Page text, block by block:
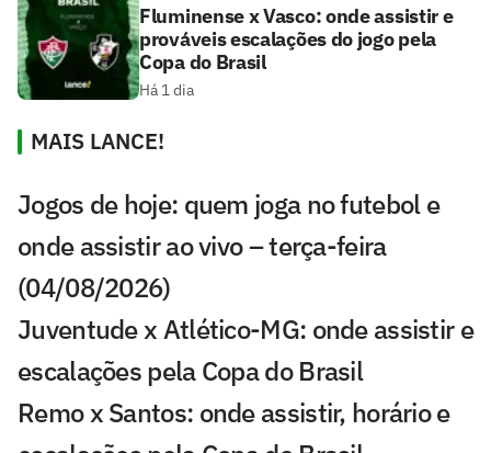
Fluminense x Vasco: onde assistir e
prováveis escalações do jogo pela
Copa do Brasil
Há 1 dia
MAIS LANCE!
Jogos de hoje: quem joga no futebol e
onde assistir ao vivo – terça-feira
(04/08/2026)
Juventude x Atlético-MG: onde assistir e
escalações pela Copa do Brasil
Remo x Santos: onde assistir, horário e